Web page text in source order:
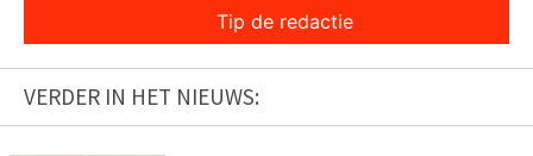
Tip de redactie
VERDER IN HET NIEUWS: